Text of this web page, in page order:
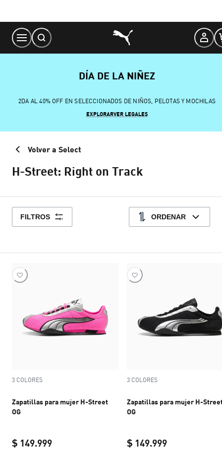
Content
DÍA DE LA NIÑEZ
2DA AL 40% OFF EN SELECCIONADOS DE NIÑOS, PELOTAS Y MOCHILAS
EXPLORARVER LEGALES
Volver a Select
H-Street: Right on Track
FILTROS ORDENAR
3 COLORES
Zapatillas para mujer H-Street
OG
$ 149.999
3 COLORES
Zapatillas para mujer H-
OG
$ 149.999